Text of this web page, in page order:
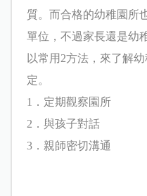
質。而合格的幼稚園所
單位，不過家長還是幼
以常用2方法，來了解
定。
1．定期觀察園所
2．與孩子對話
3．親師密切溝通